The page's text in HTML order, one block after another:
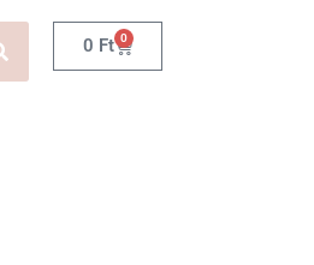
0 Ft 0